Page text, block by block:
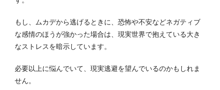
もし、ムカデから逃げるときに、恐怖や不安などネガティブ
な感情のほうが強かった場合は、現実世界で抱えている大き
なストレスを暗示しています。
必要以上に悩んでいて、現実逃避を望んでいるのかもしれま
せん。